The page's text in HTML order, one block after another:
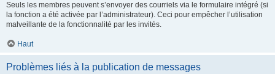
Seuls les membres peuvent s’envoyer des courriels via le formulaire intégré (si
la fonction a été activée par l’administrateur). Ceci pour empêcher l’utilisation
malveillante de la fonctionnalité par les invités.
Haut
Problèmes liés à la publication de messages